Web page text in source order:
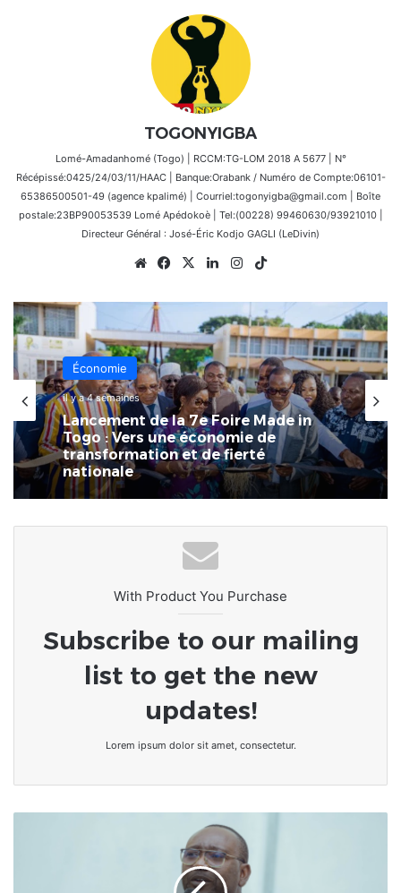
TOGONYIGBA
Lomé-Amadanhomé (Togo) | RCCM:TG-LOM 2018 A 5677 | N°
Récépissé:0425/24/03/11/HAAC | Banque:Orabank / Numéro de Compte:06101-
65386500501-49 (agence kpalimé) | Courriel:togonyigba@gmail.com | Boîte
postale:23BP90053539 Lomé Apédokoè | Tel:(00228) 99460630/93921010 |
Directeur Général : José-Éric Kodjo GAGLI (LeDivin)
WebsiteFacebook
X LinkedinInstagram
Économie
il y a 4 semaines
Lancement de la 7e Foire Made in
Togo : Vers une économie de
nationale
Économie
4 juillet 2026
La 7ème Foire Made in Togo au
CETEF Togo 2000 bat déjà son plein
With Product You Purchase
Subscribe to our mailing
list to get the new
updates!
Lorem ipsum dolor sit amet, consectetur.